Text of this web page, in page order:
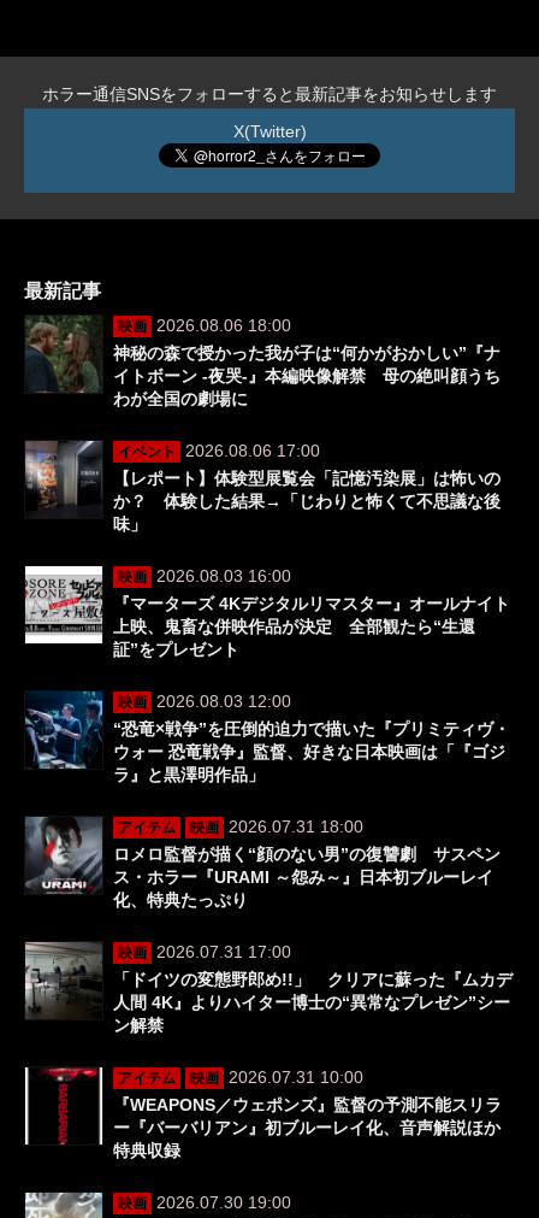
ホラー通信SNSをフォローすると最新記事をお知らせします
X(Twitter)
最新記事
映画
2026.08.06 18:00
神秘の森で授かった我が子は“何かがおかしい”『ナ
イトボーン -夜哭-』本編映像解禁 母の絶叫顔うち
わが全国の劇場に
イベント
2026.08.06 17:00
【レポート】体験型展覧会「記憶汚染展」は怖いの
か？ 体験した結果→「じわりと怖くて不思議な後
味」
映画
2026.08.03 16:00
『マーターズ 4Kデジタルリマスター』オールナイト
上映、鬼畜な併映作品が決定 全部観たら“生還
証”をプレゼント
映画
2026.08.03 12:00
“恐竜×戦争”を圧倒的迫力で描いた『プリミティヴ・
ウォー 恐竜戦争』監督、好きな日本映画は「『ゴジ
ラ』と黒澤明作品」
アイテム 映画
2026.07.31 18:00
ロメロ監督が描く“顔のない男”の復讐劇 サスペン
ス・ホラー『URAMI ～怨み～』日本初ブルーレイ
化、特典たっぷり
映画
2026.07.31 17:00
「ドイツの変態野郎め!!」 クリアに蘇った『ムカデ
人間 4K』よりハイター博士の“異常なプレゼン”シー
ン解禁
アイテム 映画
2026.07.31 10:00
『WEAPONS／ウェポンズ』監督の予測不能スリラ
ー『バーバリアン』初ブルーレイ化、音声解説ほか
特典収録
映画
2026.07.30 19:00